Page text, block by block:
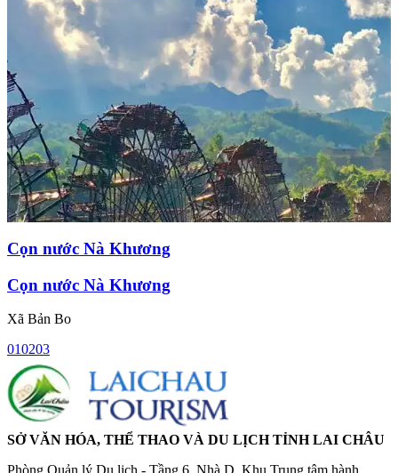
Cọn nước Nà Khương
Cọn nước Nà Khương
Xã Bản Bo
010203
SỞ VĂN HÓA, THỂ THAO VÀ DU LỊCH TỈNH LAI CHÂU